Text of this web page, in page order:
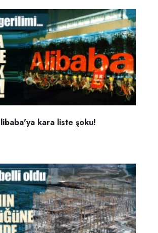
kara liste şoku!